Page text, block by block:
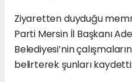
Ziyaretten duyduğu
Parti Mersin İl Başkanı
Belediyesi’nin
belirterek şunları kaydetti: